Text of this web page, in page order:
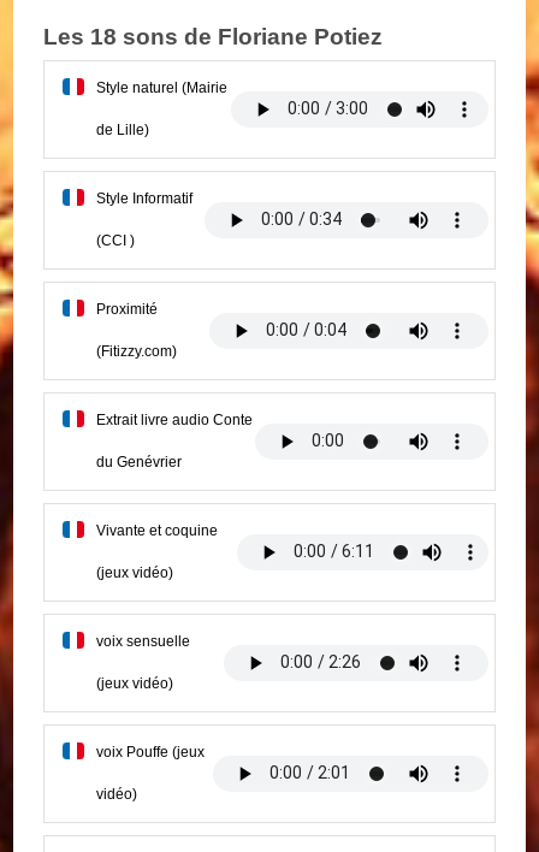
Les 18 sons de Floriane Potiez
Style naturel (Mairie
de Lille)
Style Informatif
(CCI )
Proximité
(Fitizzy.com)
Extrait livre audio Conte
du Genévrier
Vivante et coquine
(jeux vidéo)
voix sensuelle
(jeux vidéo)
voix Pouffe (jeux
vidéo)